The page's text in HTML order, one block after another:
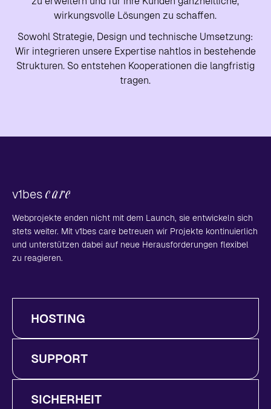
wirkungsvolle Lösungen zu schaffen.
Sowohl Strategie, Design und technische Umsetzung:
Wir integrieren unsere Expertise nahtlos in bestehende
Strukturen. So entstehen Kooperationen die langfristig
tragen.
v1bes care
Webprojekte enden nicht mit dem Launch, sie entwickeln sich
stets weiter. Mit v1bes care betreuen wir Projekte kontinuierlich
und unterstützen dabei auf neue Herausforderungen flexibel
zu reagieren.
HOSTING
weltweit verteilter Infrastruktur. Egal, wie viele
Anfragen eine Webseite erhält, unser Edge-Network
sorgt für minimale Ladezeiten für alle
SUPPORT
schwer ist, die Ursache eines Problems zu finden,
deswegen stehen wir bei Fragen und Problemen mit
einer Reaktionszeit von unter 24 Stunden zur
SICHERHEIT